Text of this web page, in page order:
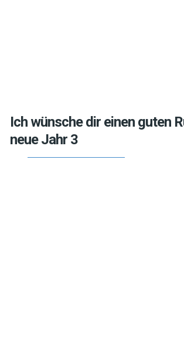
Ich wünsche dir einen guten
neue Jahr 3